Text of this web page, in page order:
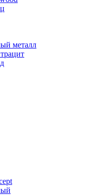
металл